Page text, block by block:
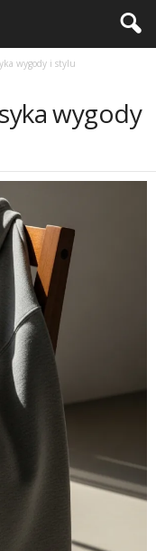
wygody i stylu
wygody